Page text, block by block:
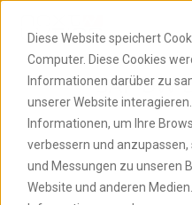
Diese Website speichert
Computer. Diese Cookies
Informationen darüber zu
unserer Website
Informationen, um Ihre
verbessern und
und Messungen zu unseren
Website und anderen
SAP BW